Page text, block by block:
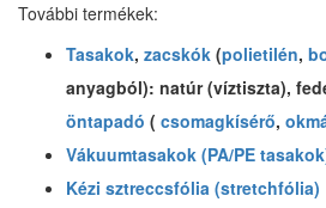
További termékek:
Tasakok, zacskók (polietilén,
anyagból): natúr (víztiszta),
öntapadó ( csomagkísérő,
Vákuumtasakok (PA/PE
Kézi sztreccsfólia (stretchfólia)